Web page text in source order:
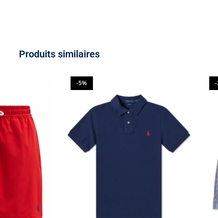
Produits similaires
-5%